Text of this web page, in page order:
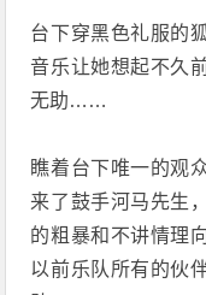
台下穿黑色礼服的
音乐让她想起不久
无助……
瞧着台下唯一的观
来了鼓手河马先生
的粗暴和不讲情理
以前乐队所有的伙